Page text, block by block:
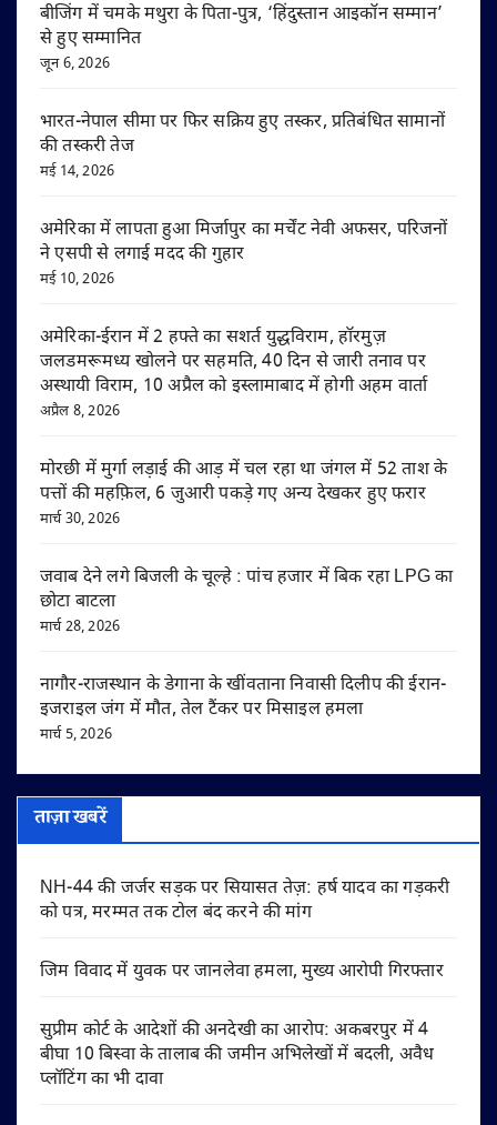
बीजिंग में चमके मथुरा के पिता-पुत्र, ‘हिंदुस्तान आइकॉन सम्मान’
से हुए सम्मानित
जून 6, 2026
भारत-नेपाल सीमा पर फिर सक्रिय हुए तस्कर, प्रतिबंधित सामानों
की तस्करी तेज
मई 14, 2026
अमेरिका में लापता हुआ मिर्जापुर का मर्चेंट नेवी अफसर, परिजनों
ने एसपी से लगाई मदद की गुहार
मई 10, 2026
अमेरिका-ईरान में 2 हफ्ते का सशर्त युद्धविराम, हॉरमुज़
जलडमरूमध्य खोलने पर सहमति, 40 दिन से जारी तनाव पर
अस्थायी विराम, 10 अप्रैल को इस्लामाबाद में होगी अहम वार्ता
अप्रैल 8, 2026
मोरछी में मुर्गा लड़ाई की आड़ में चल रहा था जंगल में 52 ताश के
पत्तों की महफ़िल, 6 जुआरी पकड़े गए अन्य देखकर हुए फरार
मार्च 30, 2026
जवाब देने लगे बिजली के चूल्हे : पांच हजार में बिक रहा LPG का
छोटा बाटला
मार्च 28, 2026
नागौर-राजस्थान के डेगाना के खींवताना निवासी दिलीप की ईरान-
इजराइल जंग में मौत, तेल टैंकर पर मिसाइल हमला
मार्च 5, 2026
ताज़ा खबरें
NH-44 की जर्जर सड़क पर सियासत तेज़: हर्ष यादव का गड़करी
को पत्र, मरम्मत तक टोल बंद करने की मांग
जिम विवाद में युवक पर जानलेवा हमला, मुख्य आरोपी गिरफ्तार
सुप्रीम कोर्ट के आदेशों की अनदेखी का आरोप: अकबरपुर में 4
बीघा 10 बिस्वा के तालाब की जमीन अभिलेखों में बदली, अवैध
प्लॉटिंग का भी दावा